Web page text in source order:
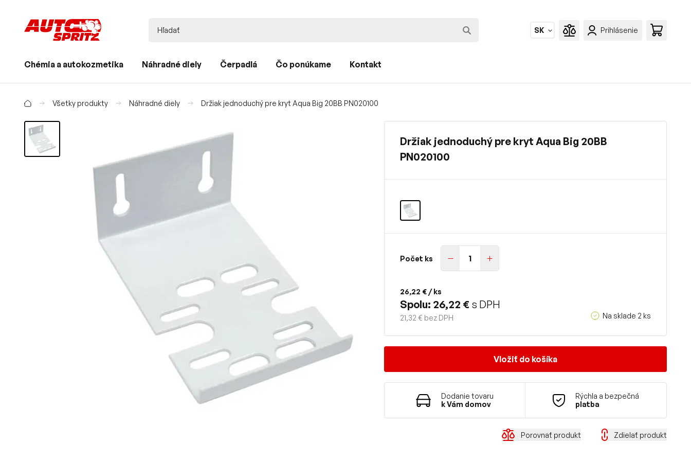
SK Prihlásenie
Chémia a autokozmetika Náhradné diely Čerpadlá Čo ponúkame Kontakt
Všetky produkty Náhradné diely Držiak jednoduchý pre kryt Aqua Big 20BB PN020100
Držiak jednoduchý pre kryt Aqua Big 20BB
PN020100
Počet ks
26,22 € / ks
Spolu: 26,22 € s DPH
21,32 € bez DPH Na sklade 2 ks
Vložiť do košíka
Dodanie tovaru
k Vám domov
Rýchla a bezpečná
platba
Porovnať produkt Zdielať produkt